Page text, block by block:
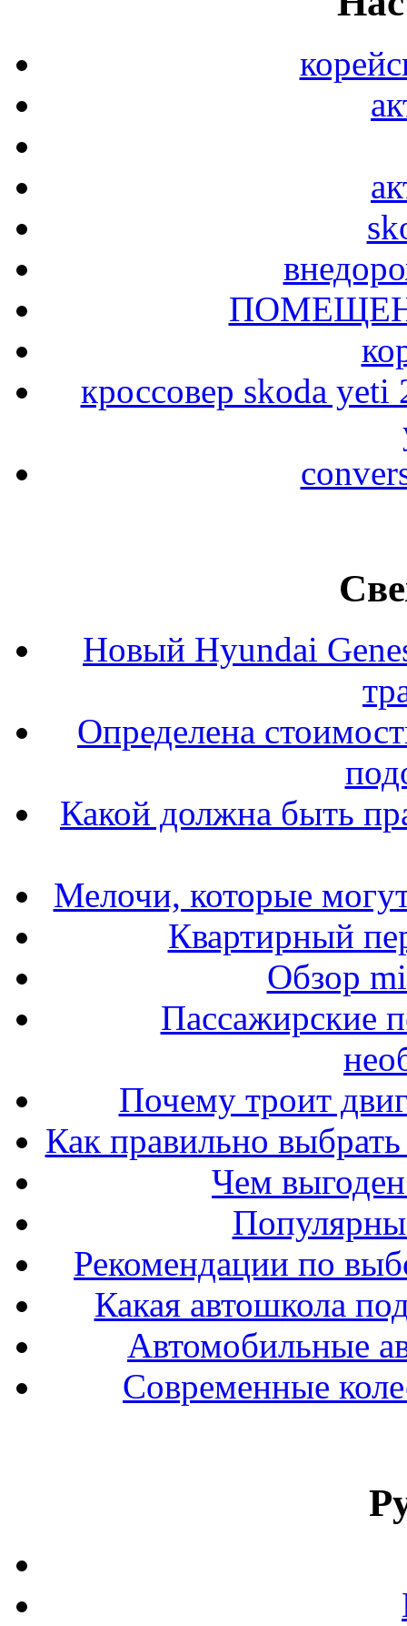
кроссовер skoda
Новый Hyundai
Определена
Какой должна быть
Мелочи, которые
Квартирный
Обзор
Пассажирские
Почему троит
Как правильно выбрать
Чем
Рекомендации по
Какая автошкола
Автомобильные
Современные